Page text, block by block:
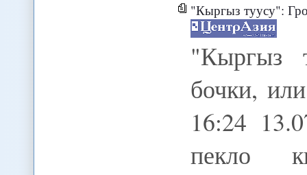
"Кыргыз туусу":
"Кыргыз
бочки,
16:24
пекло